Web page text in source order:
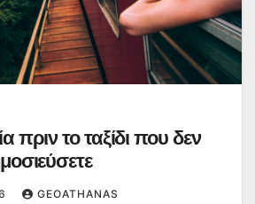
το ταξίδι που δεν
GEOATHANAS